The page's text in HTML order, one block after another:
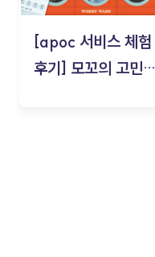
[apoc 서비스 체험
후기] 모꼬의 고민세